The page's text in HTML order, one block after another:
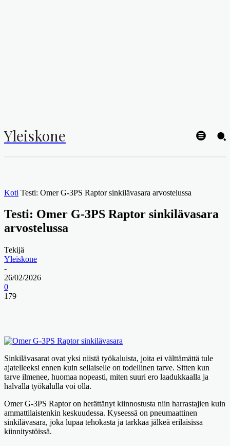
Yleiskone
Koti Testi: Omer G-3PS Raptor sinkilävasara arvostelussa
Testi: Omer G-3PS Raptor sinkilävasara
arvostelussa
Tekijä
Yleiskone
-
26/02/2026
0
179
Sinkilävasarat ovat yksi niistä työkaluista, joita ei välttämättä tule
ajatelleeksi ennen kuin sellaiselle on todellinen tarve. Sitten kun
tarve ilmenee, huomaa nopeasti, miten suuri ero laadukkaalla ja
halvalla työkalulla voi olla.
Omer G-3PS Raptor on herättänyt kiinnostusta niin harrastajien kuin
ammattilaistenkin keskuudessa. Kyseessä on pneumaattinen
sinkilävasara, joka lupaa tehokasta ja tarkkaa jälkeä erilaisissa
kiinnitystöissä.